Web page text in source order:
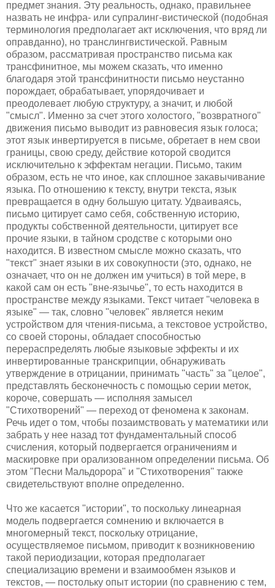
предмет знания. Эту реальность, однако, правильнее
назвать не инфра- или супралинг-вистической (подобная
терминология предполагает акт исключения, что вряд ли
оправданно), но транслингвистической. Равным
образом, рассматривая пространство письма как
трансфинитное, мы можем сказать, что именно
благодаря этой трансфинитности письмо неустанно
порождает, обрабатывает, упорядочивает и
преодолевает любую структуру, а значит, и любой
"смысл". Именно за счет этого холостого, "возвратного"
движения письмо выводит из равновесия язык голоса;
этот язык инвертируется в письме, обретает в нем свои
границы, свою среду, действие которой сводится
исключительно к эффектам негации. Письмо, таким
образом, есть не что иное, как сплошное закавычивание
языка. По отношению к тексту, внутри текста, язык
превращается в одну большую цитату. Удваиваясь,
письмо цитирует само себя, собственную историю,
продукты собственной деятельности, цитирует все
прочие языки, в тайном сродстве с которыми оно
находится. В известном смысле можно сказать, что
"текст" знает языки в их совокупности (это, однако, не
означает, что он не должен им учиться) в той мере, в
какой сам он есть "вне-язычье", то есть находится в
пространстве между языками. Текст читает "человека в
языке" — так, словно "человек" является неким
устройством для чтения-письма, а текстовое устройство,
со своей стороны, обладает способностью
перераспределять любые языковые эффекты и их
инвертированные транскрипции, обнаруживать
утверждение в отрицании, принимать "часть" за "целое",
представлять бесконечность с помощью серии меток,
короче, совершать — исполняя замысел
"Стихотворений" — переход от феномена к законам.
Речь идет о том, чтобы позаимствовать у математики или
забрать у нее назад тот фундаментальный способ
счисления, который подвергается ограничениям и
маскировке при орализованном определении письма. Об
этом "Песни Мальдорора" и "Стихотворения" также
свидетельствуют вполне определенно.
Что же касается "истории", то поскольку линеарная
модель подвергается сомнению и включается в
многомерный текст, поскольку отрицание,
осуществляемое письмом, приводит к возникновению
такой периодизации, которая предполагает
специализацию времени и взаимообмен языков и
текстов, — постольку опыт истории (по сравнению с тем,